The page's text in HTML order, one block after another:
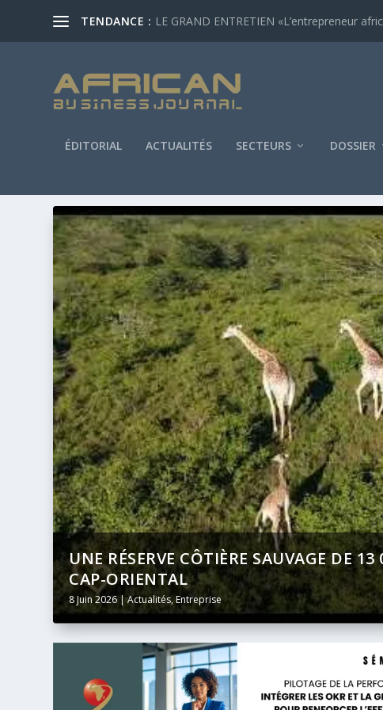
TENDANCE : LE GRAND ENTRETIEN «L’entrepreneur
ÉDITORIAL ACTUALITÉS SECTEURS DOSSIER
UNE RÉSERVE CÔTIÈRE SAUVAGE DE
CAP-ORIENTAL
8 Juin 2026|Actualités,Entreprise
BANQUE AFRICAINE DE
DIFFUSION INTÉGRALE ET EN DIRECT
24 Mai 2026|Actualités,Entreprise